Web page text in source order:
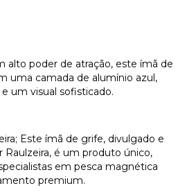
alto poder de atração, este ímã de
uma camada de alumínio azul,
um visual sofisticado.
Este ímã de grife, divulgado e
Raulzeira, é um produto único,
em pesca magnética
premium.